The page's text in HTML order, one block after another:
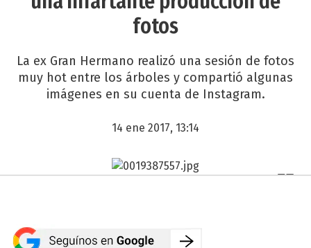
fotos
La ex Gran Hermano realizó una sesión de fotos
muy hot entre los árboles y compartió algunas
imágenes en su cuenta de Instagram.
14 ene 2017, 13:14